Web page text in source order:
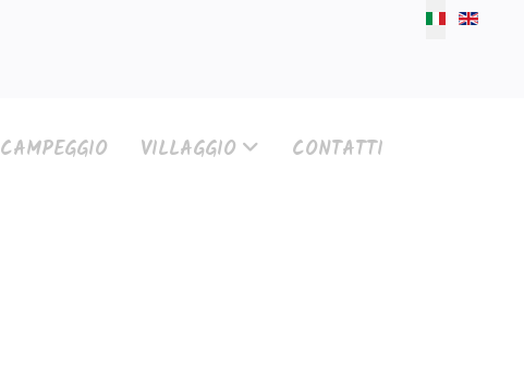
CAMPEGGIO VILLAGGIO CONTATTI
Seleziona